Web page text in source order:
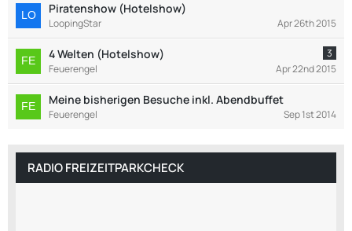
Piratenshow (Hotelshow)
LoopingStar Apr 26th 2015
4 Welten (Hotelshow)
3
Feuerengel
Apr 22nd 2015
Meine bisherigen Besuche inkl. Abendbuffet
Feuerengel Sep 1st 2014
RADIO FREIZEITPARKCHECK